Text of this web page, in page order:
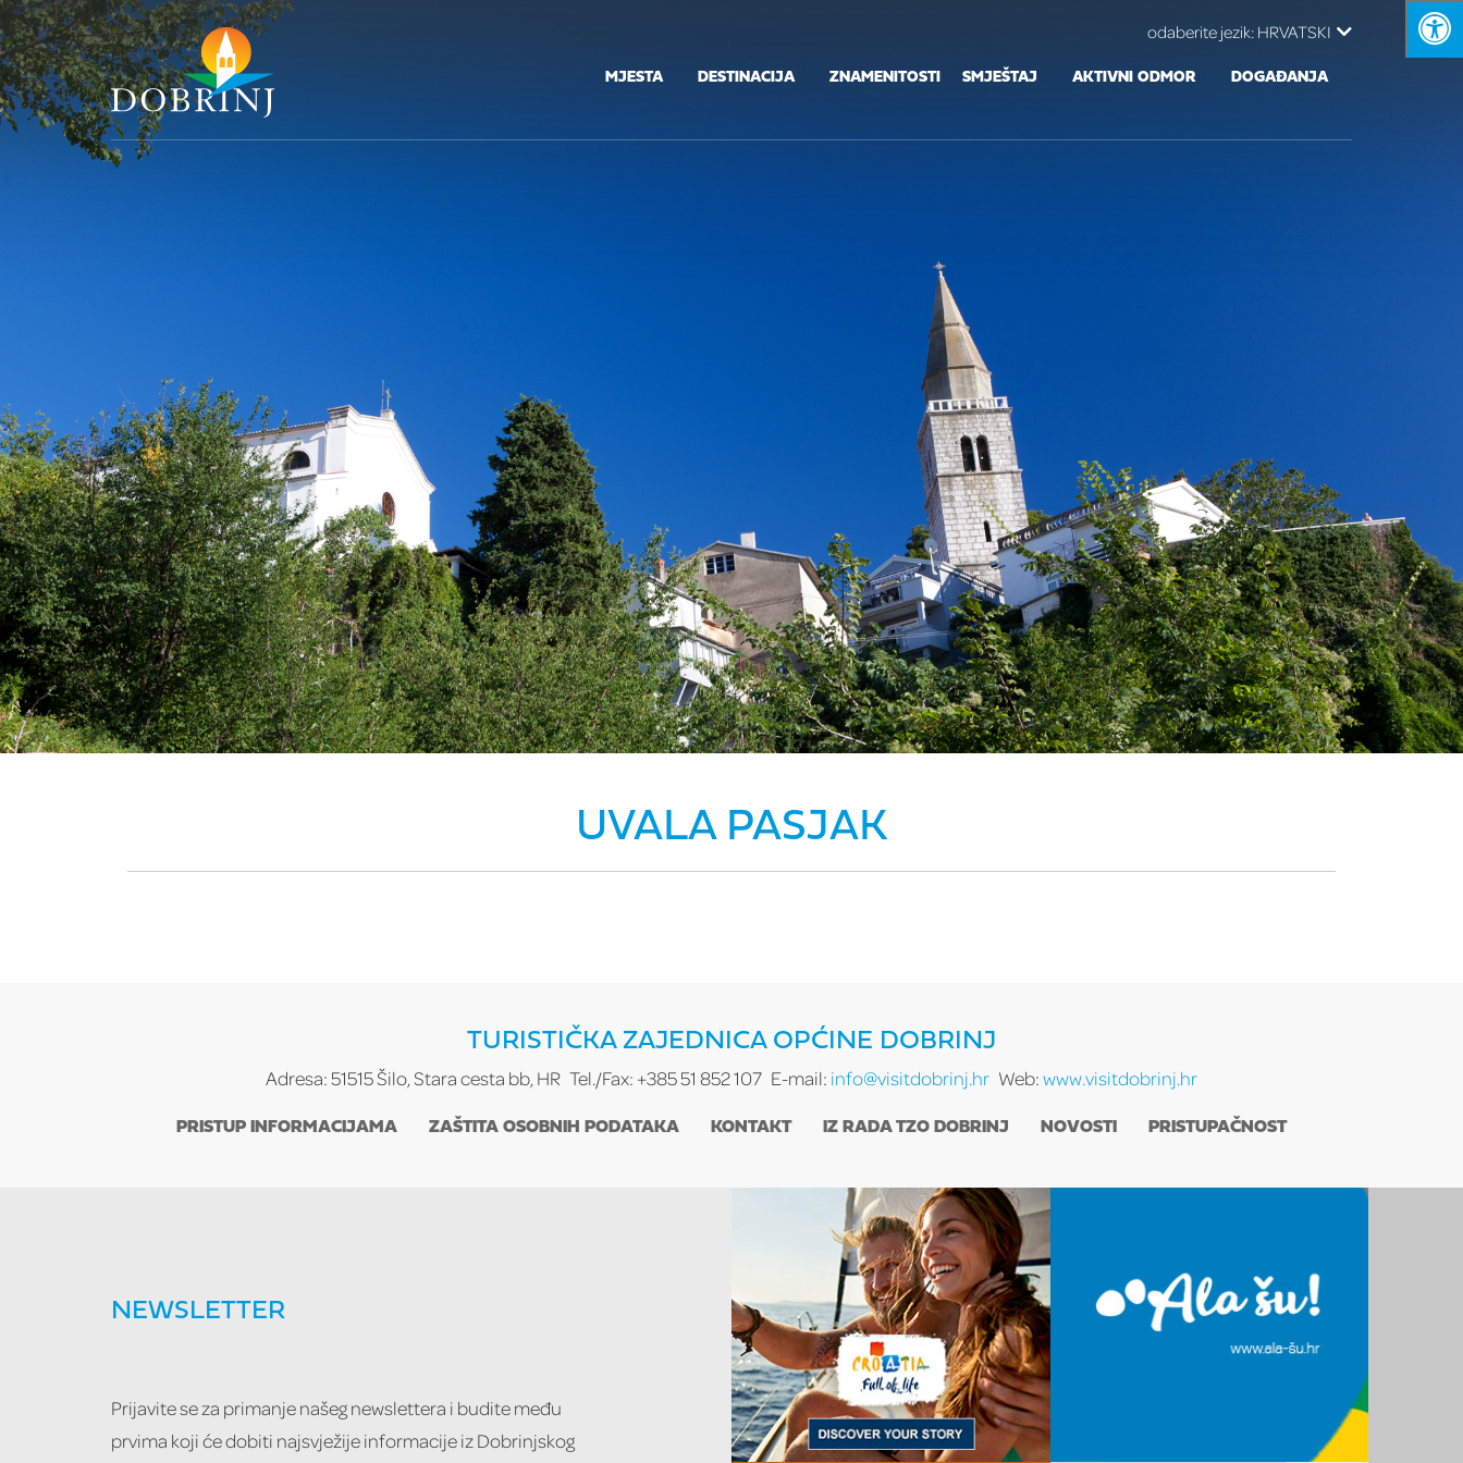
MJESTA DESTINACIJA ZNAMENITOSTI SMJEŠTAJ AKTIVNI ODMOR DOGAĐANJA
odaberite jezik:HRVATSKI
UVALA PASJAK
TURISTIČKA ZAJEDNICA OPĆINE DOBRINJ
Adresa: 51515 Šilo, Stara cesta bb, HR Tel./Fax: +385 51 852 107 E-mail: info@visitdobrinj.hr Web:www.visitdobrinj.hr
PRISTUP INFORMACIJAMA ZAŠTITA OSOBNIH PODATAKA KONTAKT IZ RADA TZO DOBRINJ NOVOSTI PRISTUPAČNOST
NEWSLETTER
Prijavite se za primanje našeg newslettera i budite među
prvima koji će dobiti najsvježije informacije iz Dobrinjskog